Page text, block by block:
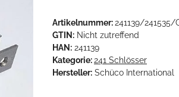
Artikelnummer:241139/241535/
GTIN: Nicht zutreffend
HAN: 241139
Kategorie:241 Schlösser
Hersteller: Schüco International